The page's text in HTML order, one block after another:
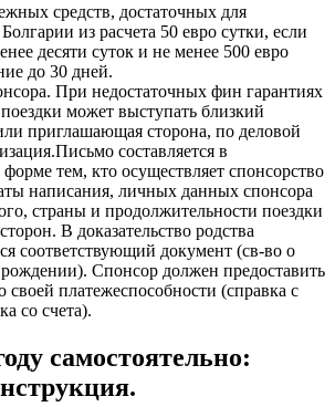
средств, достаточных для
из расчета 50 евро сутки, если
десяти суток и не менее 500 евро
до 30 дней.
При недостаточных фин гарантиях
может выступать близкий
приглашающая сторона, по деловой
составляется в
тем, кто осуществляет спонсорство
написания, личных данных спонсора
страны и продолжительности поездки
В доказательство родства
соответствующий документ (св-во о
рождении). Спонсор должен предоставить
своей платежеспособности (справка с
со счета).
самостоятельно: